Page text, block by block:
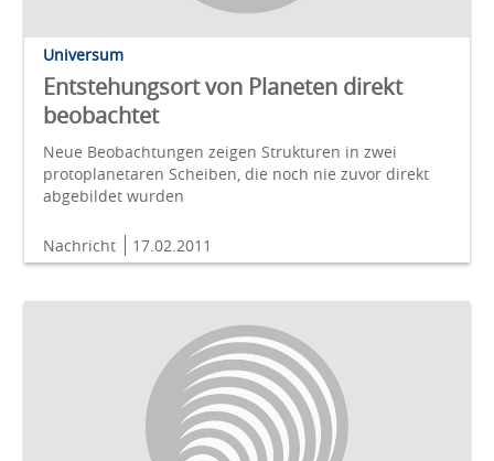
Universum
Entstehungsort von Planeten direkt
beobachtet
Neue Beobachtungen zeigen Strukturen in zwei
protoplanetaren Scheiben, die noch nie zuvor direkt
abgebildet wurden
Nachricht 17.02.2011